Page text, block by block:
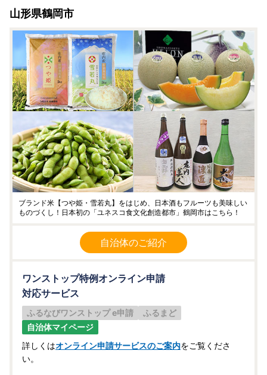
山形県鶴岡市
ブランド米【つや姫・雪若丸】をはじめ、日本酒もフルーツも美味しい
ものづくし！日本初の「ユネスコ食文化創造都市」鶴岡市はこちら！
自治体のご紹介
ワンストップ特例オンライン申請
対応サービス
ふるなびワンストップ e申請
ふるまど
自治体マイページ
詳しくはオンライン申請サービスのご案内をご覧くださ
い。